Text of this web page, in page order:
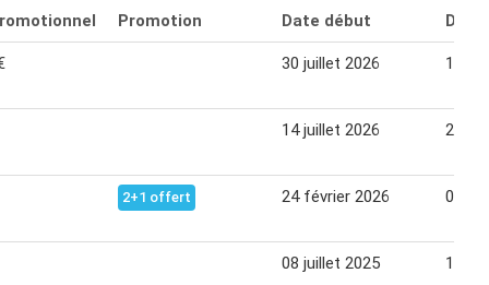
Promotion Date début Date
30 juillet 2026 11
14 juillet 2026 25
2+1 offert 24 février 2026 07
08 juillet 2025 19